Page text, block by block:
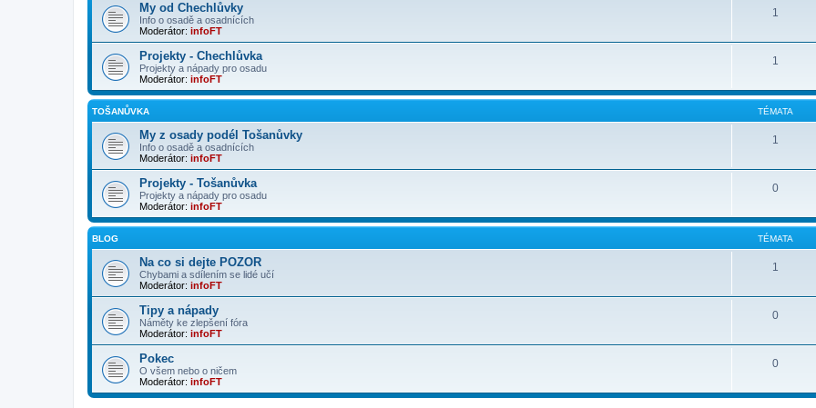
My od Chechlůvky
Info o osadě a osadnících
Moderátor: infoFT
1
Projekty - Chechlůvka
Projekty a nápady pro osadu
Moderátor: infoFT
1
TOŠANŮVKA TÉMATA
My z osady podél Tošanůvky
Info o osadě a osadnících
Moderátor: infoFT
1
Projekty - Tošanůvka
Projekty a nápady pro osadu
Moderátor: infoFT
0
BLOG TÉMATA
Na co si dejte POZOR
Chybami a sdílením se lidé učí
Moderátor: infoFT
1
Tipy a nápady
Náměty ke zlepšení fóra
Moderátor: infoFT
0
Pokec
O všem nebo o ničem
Moderátor: infoFT
0